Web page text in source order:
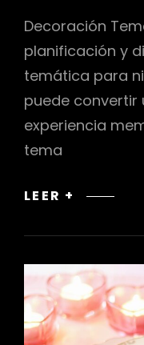
Decoración
planificación y
temática para
puede convertir
experiencia
tema
LEER +
PARA
DE
NIÑOS
Y